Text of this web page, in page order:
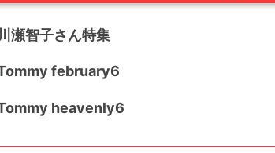
川瀬智子さん特集
february6
heavenly6